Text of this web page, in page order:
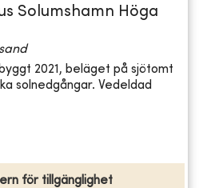
Solumshamn Höga
2021, beläget på sjötomt
solnedgångar. Vedeldad
för tillgänglighet